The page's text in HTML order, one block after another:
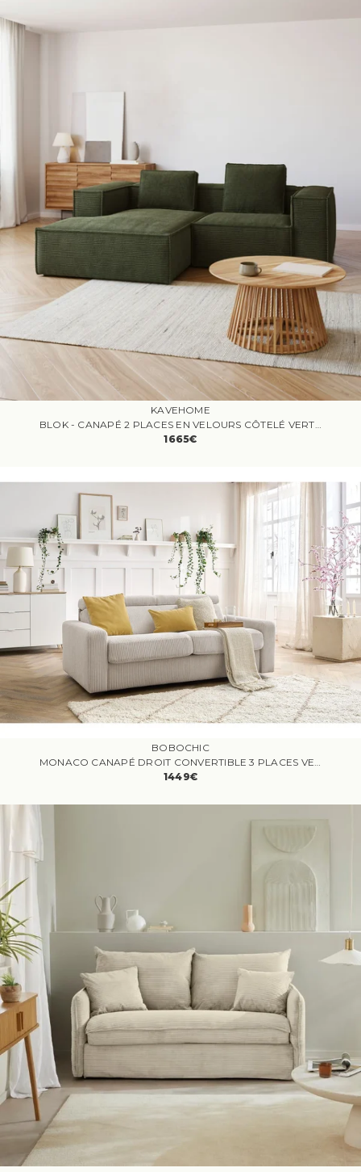
KAVEHOME
BLOK - CANAPÉ 2 PLACES EN VELOURS CÔTELÉ VERT AVEC ANGLE GAUCHE
1665€
BOBOCHIC
MONACO CANAPÉ DROIT CONVERTIBLE 3 PLACES VELOURS CÔTELÉ BEIGE
1449€